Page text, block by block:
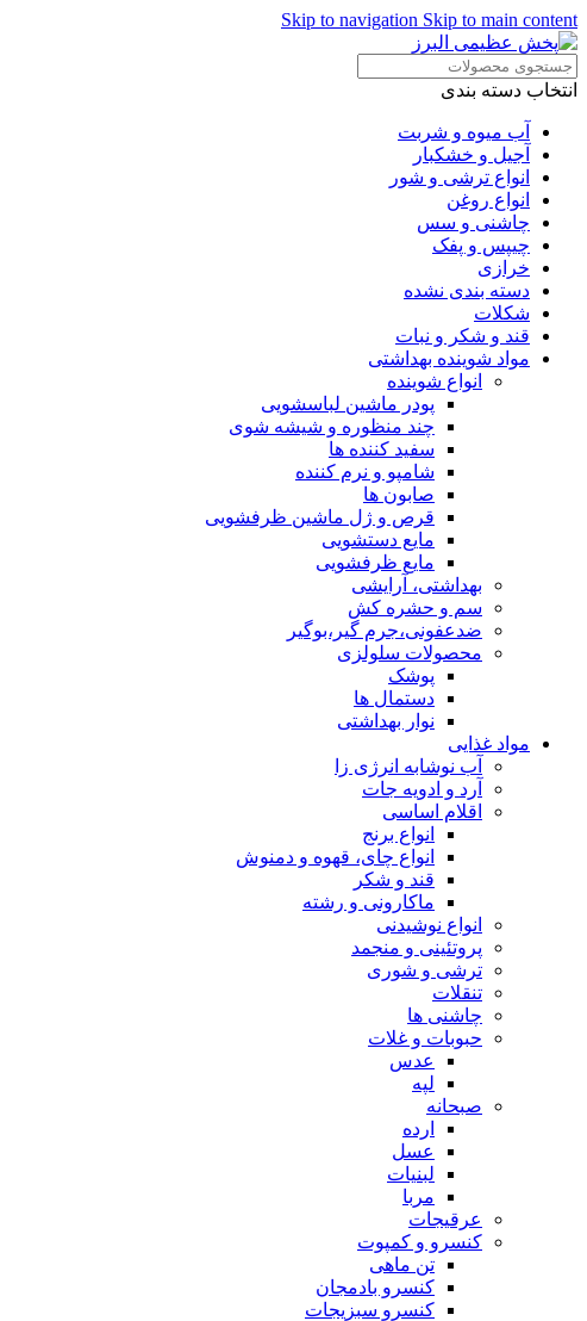
Skip to navigation Skip to main content
انتخاب دسته بندی
آب میوه و شربت
آجیل و خشکبار
انواع ترشی و شور
انواع روغن
چاشنی و سس
چیپس و پفک
خرازی
دسته بندی نشده
شکلات
قند و شکر و نبات
مواد شوینده بهداشتی
انواع شوینده
پودر ماشین لباسشویی
چند منظوره و شیشه شوی
سفید کننده ها
شامپو و نرم کننده
صابون ها
قرص و ژل ماشین ظرفشویی
مایع دستشویی
مایع ظرفشویی
بهداشتی، آرایشی
سم و حشره کش
ضدعفونی،جرم گیر،بوگیر
محصولات سلولزی
پوشک
دستمال ها
نوار بهداشتی
مواد غذایی
آب نوشابه انرژی زا
آرد و ادویه جات
اقلام اساسی
انواع برنج
انواع چای، قهوه و دمنوش
قند و شکر
ماکارونی و رشته
انواع نوشیدنی
پروتئینی و منجمد
ترشی و شوری
تنقلات
چاشنی ها
حبوبات و غلات
عدس
لپه
صبحانه
ارده
عسل
لبنیات
مربا
عرقیجات
کنسرو و کمپوت
تن ماهی
کنسرو بادمجان
کنسرو سبزیجات